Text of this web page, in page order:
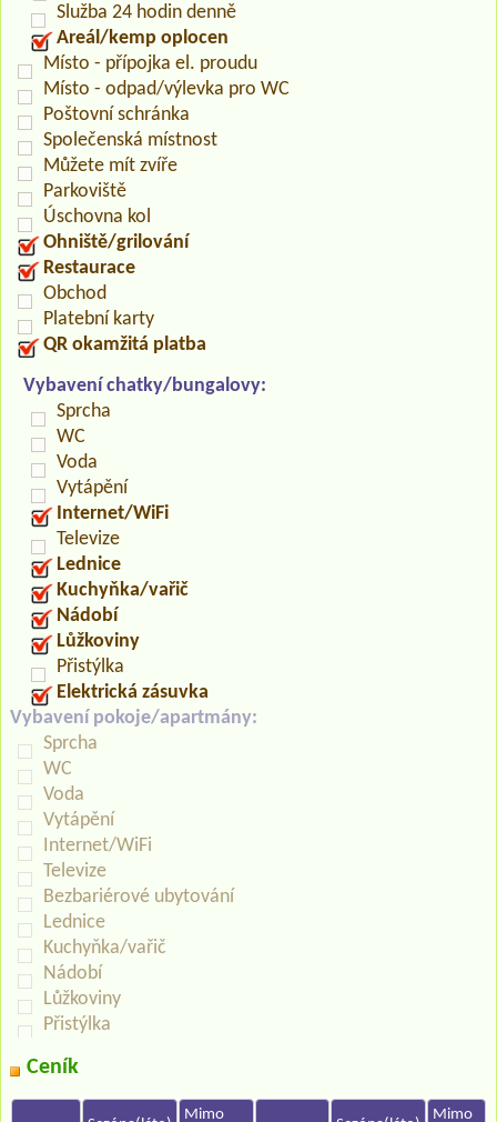
Služba 24 hodin denně
Areál/kemp oplocen
Místo - přípojka el. proudu
Místo - odpad/výlevka pro WC
Poštovní schránka
Společenská místnost
Můžete mít zvíře
Parkoviště
Úschovna kol
Ohniště/grilování
Restaurace
Obchod
Platební karty
QR okamžitá platba
Vybavení chatky/bungalovy:
Sprcha
WC
Voda
Vytápění
Internet/WiFi
Televize
Lednice
Kuchyňka/vařič
Nádobí
Lůžkoviny
Přistýlka
Elektrická zásuvka
Vybavení pokoje/apartmány:
Sprcha
WC
Voda
Vytápění
Internet/WiFi
Televize
Bezbariérové ubytování
Lednice
Kuchyňka/vařič
Nádobí
Lůžkoviny
Přistýlka
Ceník
Mimo Mimo